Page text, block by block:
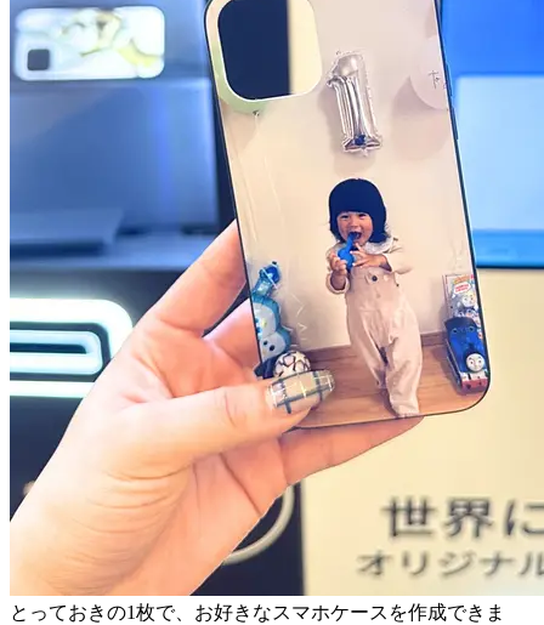
とっておきの1枚で、お好きなスマホケースを作成できま